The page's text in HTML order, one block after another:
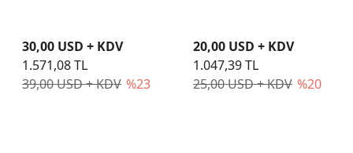
39,00 USD + KDV %23
30,00 USD + KDV
1.571,08 TL
25,00 USD + KDV %20
20,00 USD + KDV
1.047,39 TL